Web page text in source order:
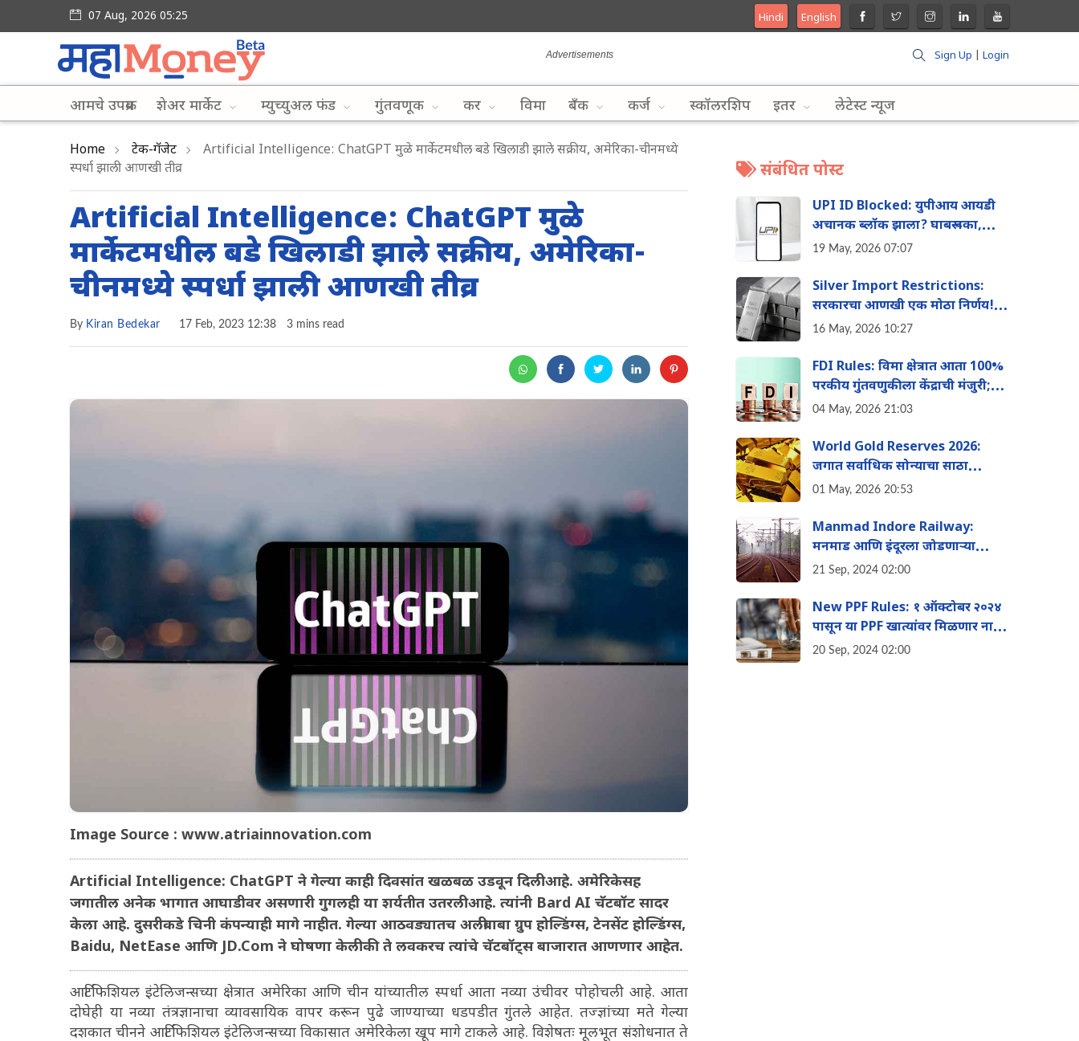
07 Aug, 2026 05:25 Hindi English
Sign Up Login
आमचे उपक्रम शेअर मार्केट म्युच्युअल फंड गुंतवणूक कर विमा बँक कर्ज स्कॉलरशिप इतर लेटेस्ट न्यूज
Home टेक-गॅजेट
Artificial Intelligence: ChatGPT मुळे मार्केटमधील बडे खिलाडी झाले सक्रीय, अमेरिका-चीनमध्ये
स्पर्धा झाली आणखी तीव्र
Artificial Intelligence: ChatGPT मुळे
मार्केटमधील बडे खिलाडी झाले सक्रीय, अमेरिका-
चीनमध्ये स्पर्धा झाली आणखी तीव्र
By Kiran Bedekar 17 Feb, 2023 12:38 3 mins read
Image Source : www.atriainnovation.com
Artificial Intelligence: ChatGPT ने गेल्या काही दिवसांत खळबळ उडवून दिली आहे. अमेरिकेसह
जगातील अनेक भागात आघाडीवर असणारी गुगलही या शर्यतीत उतरली आहे. त्यांनी Bard AI चॅटबॉट सादर
केला आहे. दुसरीकडे चिनी कंपन्याही मागे नाहीत. गेल्या आठवड्यातच अलीबाबा ग्रुप होल्डिंग्स, टेनसेंट होल्डिंग्स,
Baidu, NetEase आणि JD.Com ने घोषणा केली की ते लवकरच त्यांचे चॅटबॉट्स बाजारात आणणार आहेत.
आर्टिफिशियल इंटेलिजन्सच्या क्षेत्रात अमेरिका आणि चीन यांच्यातील स्पर्धा आता नव्या उंचीवर पोहोचली आहे. आता
दोघेही या नव्या तंत्रज्ञानाचा व्यावसायिक वापर करून पुढे जाण्याच्या धडपडीत गुंतले आहेत. तज्ज्ञांच्या मते गेल्या
दशकात चीनने आर्टिफिशियल इंटेलिजन्सच्या विकासात अमेरिकेला खूप मागे टाकले आहे. विशेषतः मूलभूत संशोधनात ते
संबंधित पोस्ट
UPI ID Blocked: युपीआय आयडी
अचानक ब्लॉक झाला? घाबरू नका,
त्वरित करा 'हे' काम
19 May, 2026 07:07
Silver Import Restrictions:
सरकारचा आणखी एक मोठा निर्णय!
चांदीच्या आयातीवर आता मोठी मर्यादा
16 May, 2026 10:27
FDI Rules: विमा क्षेत्रात आता 100%
परकीय गुंतवणुकीला केंद्राची मंजुरी;
एलआयसीसाठी मात्र वेगळे नियम, पाहा
04 May, 2026 21:03
World Gold Reserves 2026:
जगात सर्वाधिक सोन्याचा साठा
कोणत्या देशाकडे? जाणून घ्या
01 May, 2026 20:53
Manmad Indore Railway:
मनमाड आण‍ि इंदूरला जोडणाऱ्या
१८०३६ कोटी रुपयांच्या रेल्वे मार्गाला
21 Sep, 2024 02:00
New PPF Rules: १ ऑक्टोबर २०२४
पासून या PPF खात्यांवर मिळणार नाही
कोणतेही व्याज, जाणुन घ्या काय आहेत
20 Sep, 2024 02:00